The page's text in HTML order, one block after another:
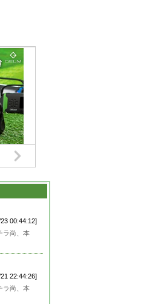
00:44:12]
ラ尚、本
22:44:26]
ラ尚、本